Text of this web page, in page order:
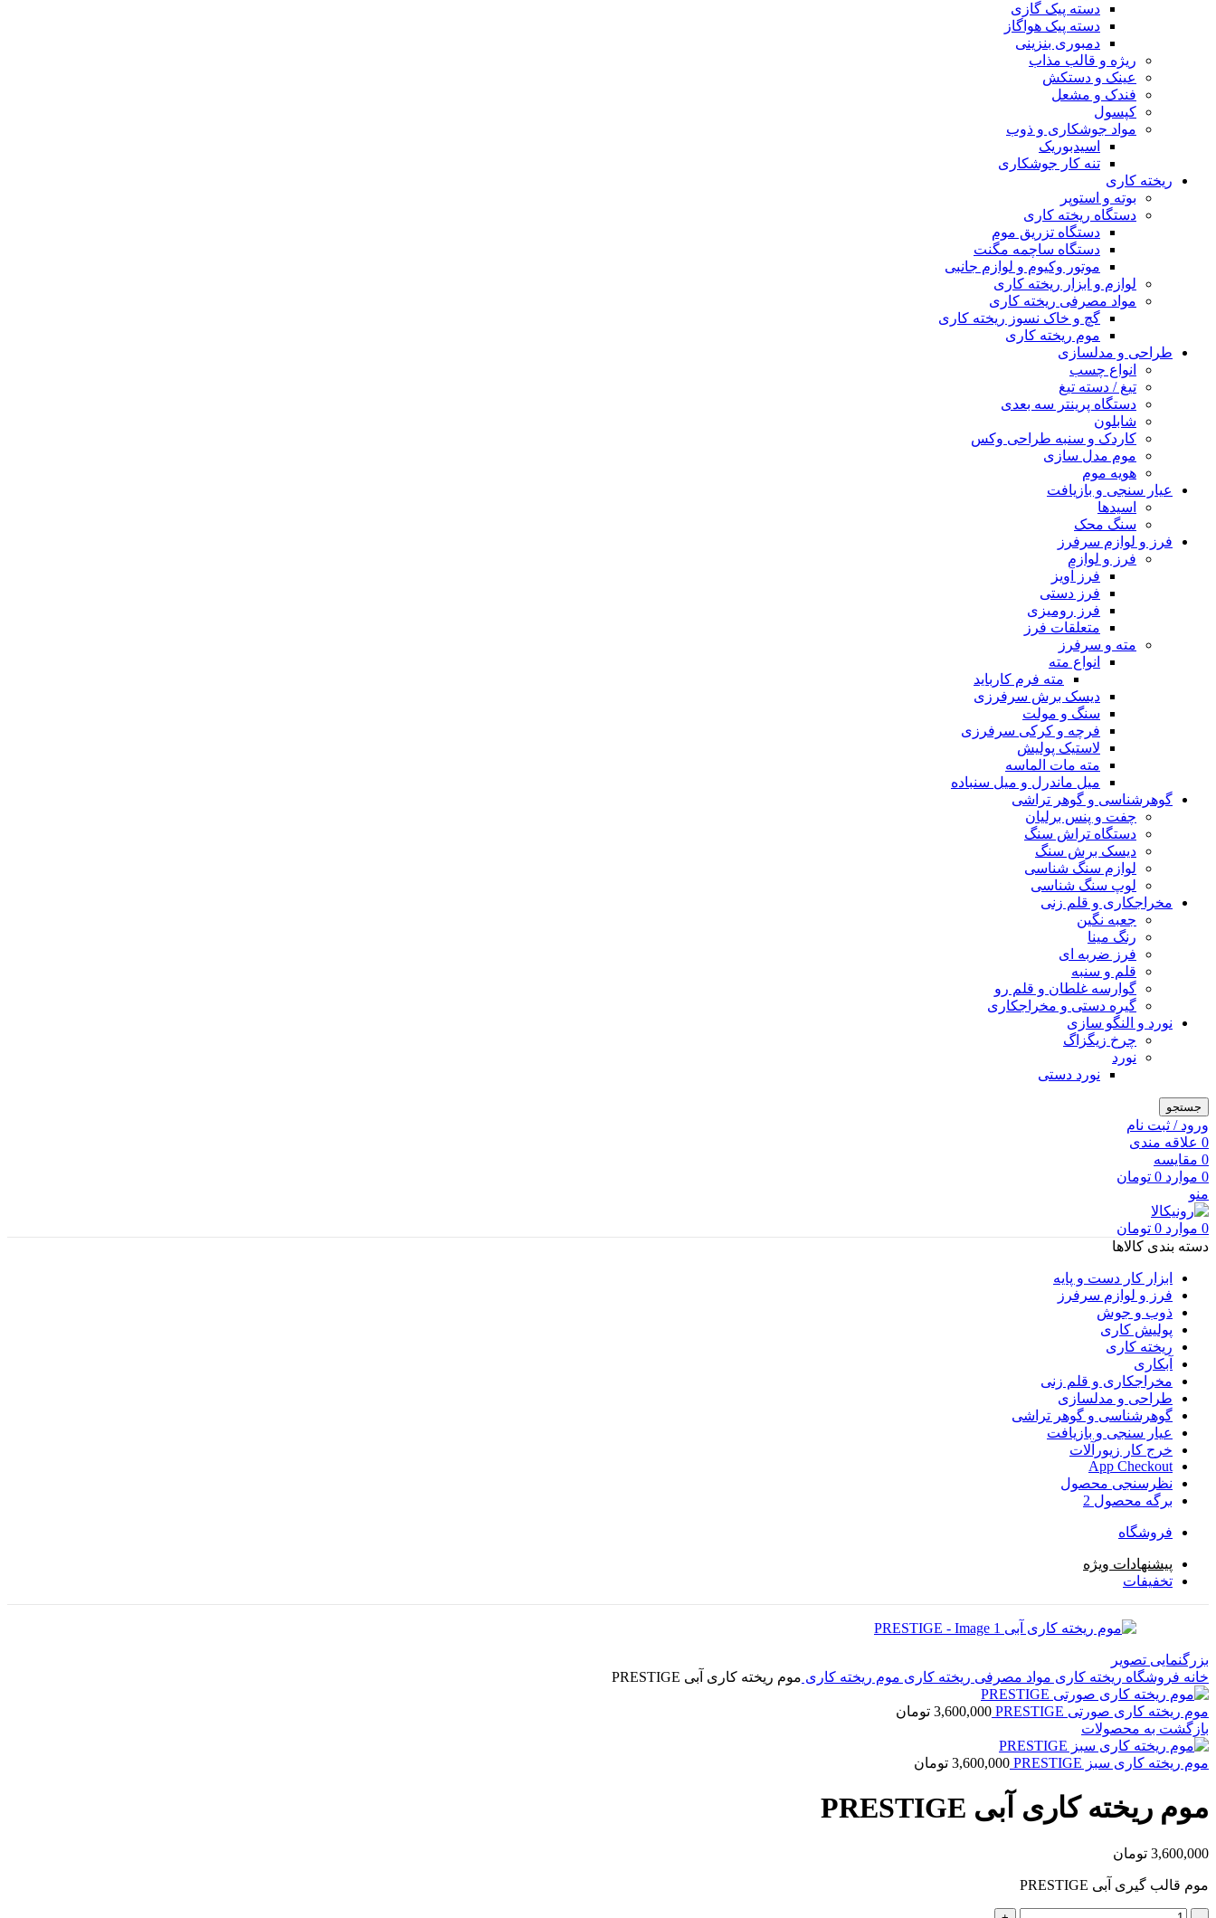
دسته پیک گازی
دسته پیک هواگاز
دمبوری بنزینی
ریژه و قالب مذاب
عینک و دستکش
فندک و مشعل
کپسول
مواد جوشکاری و ذوب
اسیدبوریک
تنه کار جوشکاری
ریخته کاری
بوته و استوپر
دستگاه ریخته کاری
دستگاه تزریق موم
دستگاه ساچمه مگنت
موتور وکیوم و لوازم جانبی
لوازم و ابزار ریخته کاری
مواد مصرفی ریخته کاری
گچ و خاک نسوز ریخته کاری
موم ریخته کاری
طراحی و مدلسازی
انواع چسب
تیغ / دسته تیغ
دستگاه پرینتر سه بعدی
شابلون
کاردک و سنبه طراحی وکس
موم مدل سازی
هویه موم
عیار سنجی و بازیافت
اسیدها
سنگ محک
فرز و لوازم سرفرز
فرز و لوازم
فرز آویز
فرز دستی
فرز رومیزی
متعلقات فرز
مته و سرفرز
انواع مته
مته فرم کارباید
دیسک برش سرفرزی
سنگ و مولت
فرچه و کرکی سرفرزی
لاستیک پولیش
مته مات الماسه
میل ماندرل و میل سنباده
گوهرشناسی و گوهر تراشی
چفت و پنس برلیان
دستگاه تراش سنگ
دیسک برش سنگ
لوازم سنگ شناسی
لوپ سنگ شناسی
مخراجکاری و قلم زنی
جعبه نگین
رنگ مینا
فرز ضربه ای
قلم و سنبه
گوارسه غلطان و قلم رو
گیره دستی و مخراجکاری
نورد و النگو سازی
چرخ زیگزاگ
نورد
نورد دستی
جستجو
ورود / ثبت نام
0 علاقه مندی
0 مقایسه
0 موارد 0 تومان
منو
0 موارد 0 تومان
دسته بندی کالاها
ابزار کار دست و پایه
فرز و لوازم سرفرز
ذوب و جوش
پولیش کاری
ریخته کاری
آبکاری
مخراجکاری و قلم زنی
طراحی و مدلسازی
گوهرشناسی و گوهر تراشی
عیار سنجی و بازیافت
خرج کار زیورآلات
App Checkout
نظرسنجی محصول
برگه محصول 2
فروشگاه
پیشنهادات ویژه
تخفیفات
بزرگنمایی تصویر
خانه فروشگاه ریخته کاری مواد مصرفی ریخته کاری موم ریخته کاری موم ریخته کاری آبی PRESTIGE
موم ریخته کاری صورتی PRESTIGE 3,600,000 تومان
بازگشت به محصولات
موم ریخته کاری سبز PRESTIGE 3,600,000 تومان
موم ریخته کاری آبی PRESTIGE
3,600,000 تومان
موم قالب گیری آبی PRESTIGE